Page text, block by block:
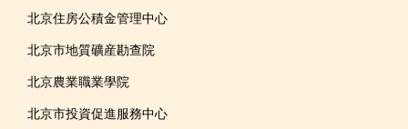
北京住房公積金管理中心
北京市地質礦産勘查院
北京農業職業學院
北京市投資促進服務中心